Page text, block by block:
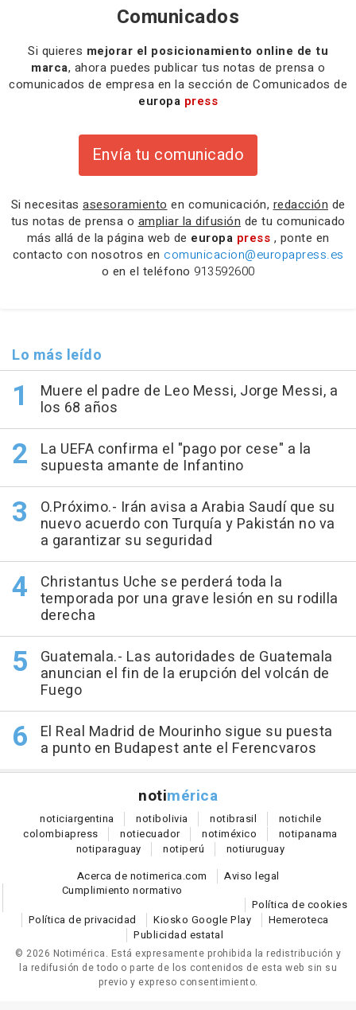
Comunicados
Si quieres mejorar el posicionamiento online de tu
marca, ahora puedes publicar tus notas de prensa o
comunicados de empresa en la sección de Comunicados de
europa press
Envía tu comunicado
Si necesitas asesoramiento en comunicación, redacción de
tus notas de prensa o ampliar la difusión de tu comunicado
más allá de la página web de europa press , ponte en
contacto con nosotros en comunicacion@europapress.es
o en el teléfono 913592600
Lo más leído
Muere el padre de Leo Messi, Jorge Messi, a
los 68 años
La UEFA confirma el "pago por cese" a la
supuesta amante de Infantino
O.Próximo.- Irán avisa a Arabia Saudí que su
nuevo acuerdo con Turquía y Pakistán no va
a garantizar su seguridad
Christantus Uche se perderá toda la
temporada por una grave lesión en su rodilla
derecha
Guatemala.- Las autoridades de Guatemala
anuncian el fin de la erupción del volcán de
Fuego
El Real Madrid de Mourinho sigue su puesta
a punto en Budapest ante el Ferencvaros
notimérica
noticiargentina notibolivia notibrasil notichile
colombiapress notiecuador notiméxico notipanama
notiparaguay notiperú notiuruguay
Acerca de notimerica.com
Aviso legal
Cumplimiento normativo
Política de cookies
Política de privacidad
Kiosko Google Play
Hemeroteca
Publicidad estatal
© 2026 Notimérica. Está expresamente prohibida la redistribución y
la redifusión de todo o parte de los contenidos de esta web sin su
previo y expreso consentimiento.